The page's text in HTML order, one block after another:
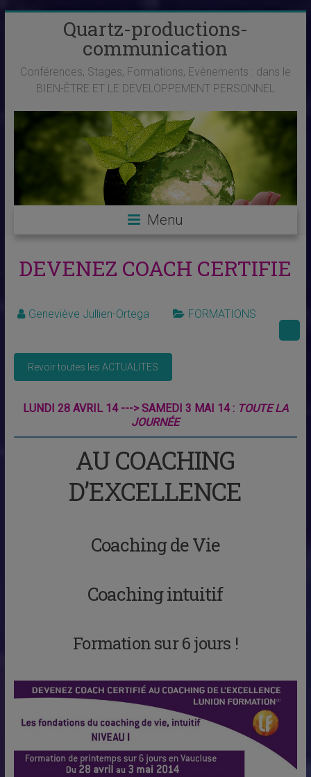
Quartz-productions-
communication
Conférences, Stages, Formations, Evènements : dans le
BIEN-ÊTRE ET LE DEVELOPPEMENT PERSONNEL
Menu
DEVENEZ COACH CERTIFIE
Geneviève Jullien-Ortega FORMATIONS
LUNDI 28 AVRIL 14 ---> SAMEDI 3 MAI 14 : TOUTE LA
JOURNÉE
AU COACHING
D’EXCELLENCE
Coaching de Vie
Coaching intuitif
Formation sur 6 jours !